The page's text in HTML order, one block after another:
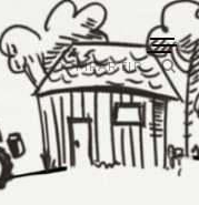
COMPARTIR